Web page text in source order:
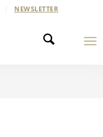
NEWSLETTER